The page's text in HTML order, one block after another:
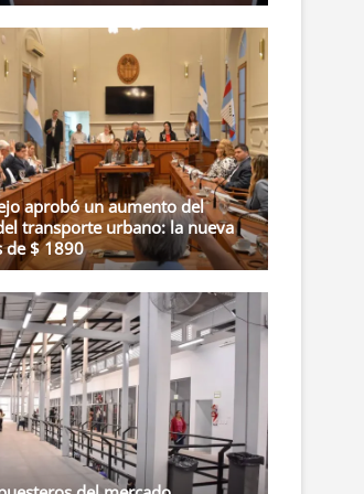
aprobó un aumento del
transporte urbano: la nueva
de $ 1890